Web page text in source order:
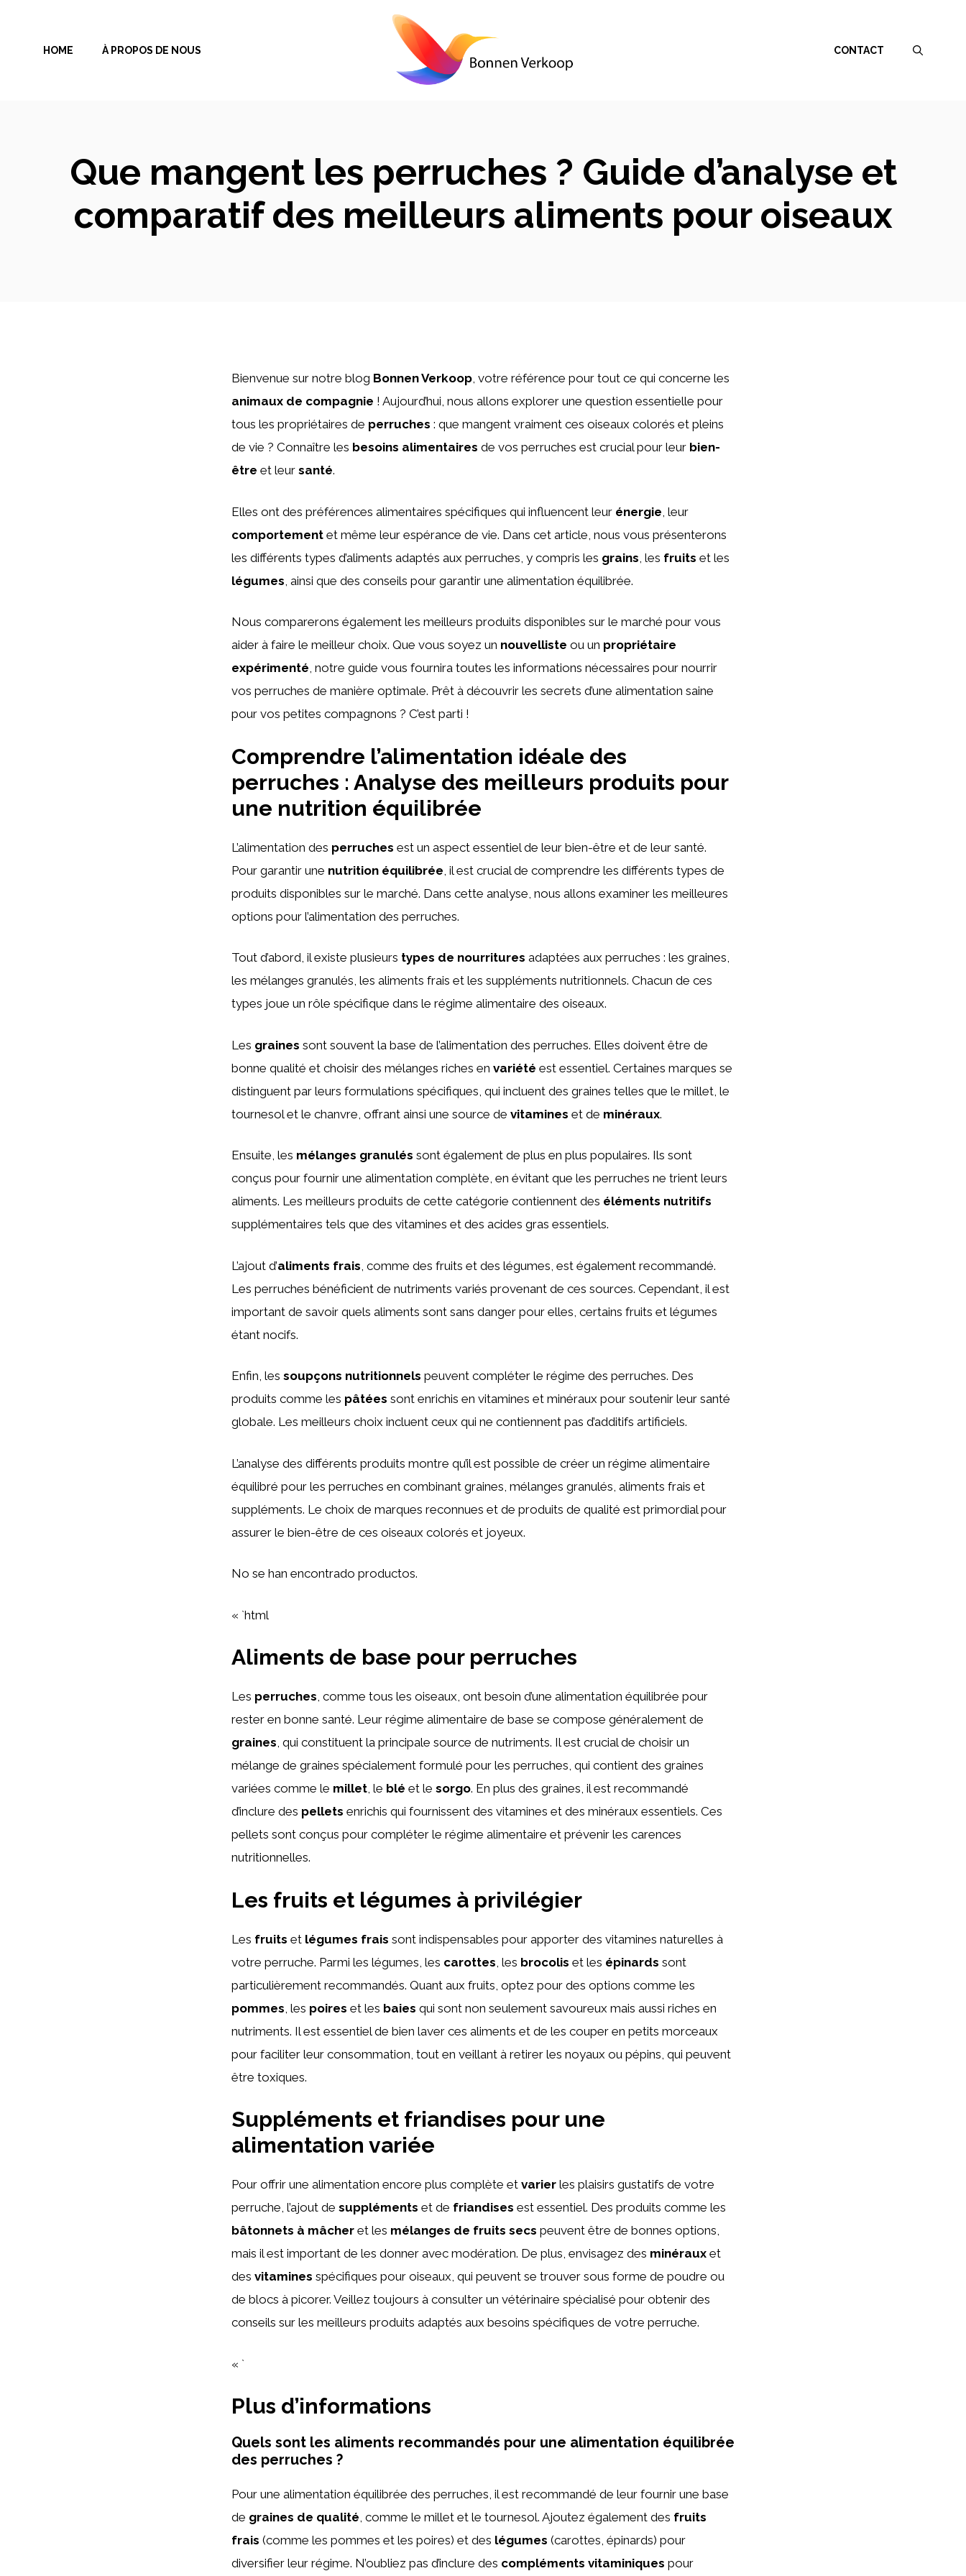
contenuHOME À PROPOS DE NOUS CONTACT
Que mangent les perruches ? Guide d’analyse et
comparatif des meilleurs aliments pour oiseaux
Bienvenue sur notre blog Bonnen Verkoop, votre référence pour tout ce qui concerne les
animaux de compagnie ! Aujourd’hui, nous allons explorer une question essentielle pour
tous les propriétaires de perruches : que mangent vraiment ces oiseaux colorés et pleins
de vie ? Connaître les besoins alimentaires de vos perruches est crucial pour leur bien-
être et leur santé.
Elles ont des préférences alimentaires spécifiques qui influencent leur énergie , leur
comportement et même leur espérance de vie. Dans cet article, nous vous présenterons
les différents types d’aliments adaptés aux perruches, y compris les grains , les fruits et les
légumes , ainsi que des conseils pour garantir une alimentation équilibrée.
Nous comparerons également les meilleurs produits disponibles sur le marché pour vous
aider à faire le meilleur choix. Que vous soyez un nouvelliste ou un propriétaire
expérimenté, notre guide vous fournira toutes les informations nécessaires pour nourrir
vos perruches de manière optimale. Prêt à découvrir les secrets d’une alimentation saine
pour vos petites compagnons ? C’est parti !
Comprendre l’alimentation idéale des
perruches : Analyse des meilleurs produits pour
une nutrition équilibrée
L’alimentation des perruches est un aspect essentiel de leur bien-être et de leur santé.
Pour garantir une nutrition équilibrée , il est crucial de comprendre les différents types de
produits disponibles sur le marché. Dans cette analyse, nous allons examiner les meilleures
options pour l’alimentation des perruches.
Tout d’abord, il existe plusieurs types de nourritures adaptées aux perruches : les graines,
les mélanges granulés, les aliments frais et les suppléments nutritionnels. Chacun de ces
types joue un rôle spécifique dans le régime alimentaire des oiseaux.
Les graines sont souvent la base de l’alimentation des perruches. Elles doivent être de
bonne qualité et choisir des mélanges riches en variété est essentiel. Certaines marques se
distinguent par leurs formulations spécifiques, qui incluent des graines telles que le millet, le
tournesol et le chanvre, offrant ainsi une source de vitamines et de minéraux.
Ensuite, les mélanges granulés sont également de plus en plus populaires. Ils sont
conçus pour fournir une alimentation complète, en évitant que les perruches ne trient leurs
aliments. Les meilleurs produits de cette catégorie contiennent des éléments nutritifs
supplémentaires tels que des vitamines et des acides gras essentiels.
L’ajout d’aliments frais , comme des fruits et des légumes, est également recommandé.
Les perruches bénéficient de nutriments variés provenant de ces sources. Cependant, il est
important de savoir quels aliments sont sans danger pour elles, certains fruits et légumes
étant nocifs.
Enfin, les soupçons nutritionnels peuvent compléter le régime des perruches. Des
produits comme les pâtées sont enrichis en vitamines et minéraux pour soutenir leur santé
globale. Les meilleurs choix incluent ceux qui ne contiennent pas d’additifs artificiels.
L’analyse des différents produits montre qu’il est possible de créer un régime alimentaire
équilibré pour les perruches en combinant graines, mélanges granulés, aliments frais et
suppléments. Le choix de marques reconnues et de produits de qualité est primordial pour
assurer le bien-être de ces oiseaux colorés et joyeux.
No se han encontrado productos.
« `html
Aliments de base pour perruches
Les perruches, comme tous les oiseaux, ont besoin d’une alimentation équilibrée pour
rester en bonne santé. Leur régime alimentaire de base se compose généralement de
graines, qui constituent la principale source de nutriments. Il est crucial de choisir un
mélange de graines spécialement formulé pour les perruches, qui contient des graines
variées comme le millet, le blé et le sorgo. En plus des graines, il est recommandé
d’inclure des pellets enrichis qui fournissent des vitamines et des minéraux essentiels. Ces
pellets sont conçus pour compléter le régime alimentaire et prévenir les carences
nutritionnelles.
Les fruits et légumes à privilégier
Les fruits et légumes frais sont indispensables pour apporter des vitamines naturelles à
votre perruche. Parmi les légumes, les carottes , les brocolis et les épinards sont
particulièrement recommandés. Quant aux fruits, optez pour des options comme les
pommes , les poires et les baies qui sont non seulement savoureux mais aussi riches en
nutriments. Il est essentiel de bien laver ces aliments et de les couper en petits morceaux
pour faciliter leur consommation, tout en veillant à retirer les noyaux ou pépins, qui peuvent
être toxiques.
Suppléments et friandises pour une
alimentation variée
Pour offrir une alimentation encore plus complète et varier les plaisirs gustatifs de votre
perruche, l’ajout de suppléments et de friandises est essentiel. Des produits comme les
bâtonnets à mâcher et les mélanges de fruits secs peuvent être de bonnes options,
mais il est important de les donner avec modération. De plus, envisagez des minéraux et
des vitamines spécifiques pour oiseaux, qui peuvent se trouver sous forme de poudre ou
de blocs à picorer. Veillez toujours à consulter un vétérinaire spécialisé pour obtenir des
conseils sur les meilleurs produits adaptés aux besoins spécifiques de votre perruche.
« `
Plus d’informations
Quels sont les aliments recommandés pour une alimentation équilibrée
des perruches ?
Pour une alimentation équilibrée des perruches, il est recommandé de leur fournir une base
de graines de qualité, comme le millet et le tournesol. Ajoutez également des fruits
frais (comme les pommes et les poires) et des légumes (carottes, épinards) pour
diversifier leur régime. N’oubliez pas d’inclure des compléments vitaminiques pour